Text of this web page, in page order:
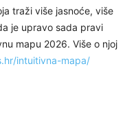
traži više jasnoće, više
je upravo sada pravi
mapu 2026. Više o njoj
intuitivna-mapa/